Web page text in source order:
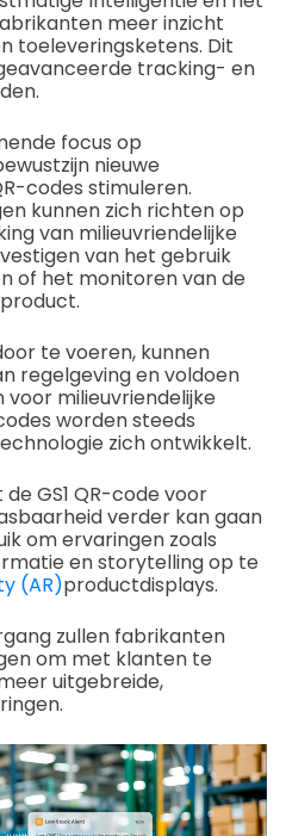
meer inzicht
toeleveringsketens. Dit
tracking- en
focus op
nieuwe
codes stimuleren.
kunnen zich richten op
van milieuvriendelijke
van het gebruik
of het monitoren van de
te voeren, kunnen
regelgeving en voldoen
milieuvriendelijke
worden steeds
zich ontwikkelt.
GS1 QR-code voor
verder kan gaan
om ervaringen zoals
en storytelling op te
(AR)productdisplays.
zullen fabrikanten
om met klanten te
uitgebreide,